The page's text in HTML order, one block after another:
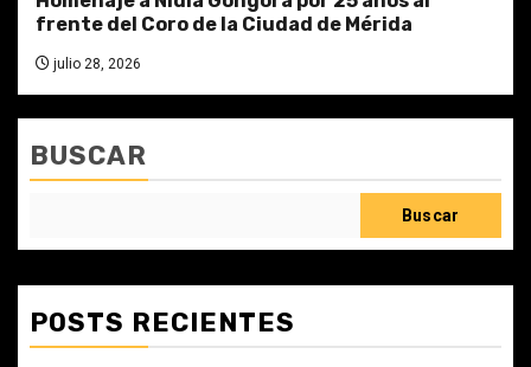
frente del Coro de la Ciudad de Mérida
julio 28, 2026
BUSCAR
Buscar
POSTS RECIENTES